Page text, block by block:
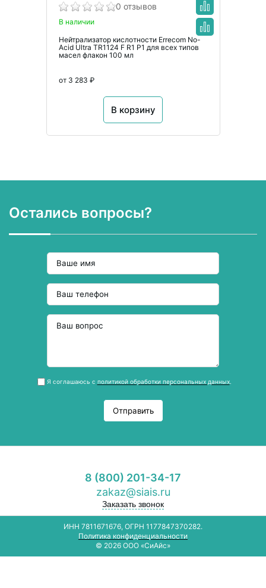
0 отзывов
В наличии
Нейтрализатор кислотности Errecom No-
Acid Ultra TR1124 F R1 P1 для всех типов
масел флакон 100 мл
от 3 283 ₽
В корзину
Остались вопросы?
Я соглашаюсь с политикой обработки персональных данных.
Отправить
8 (800) 201-34-17
zakaz@siais.ru
Заказать звонок
ИНН 7811671676, ОГРН 1177847370282.
Политика конфиденциальности
© 2026 ООО «СиАйс»